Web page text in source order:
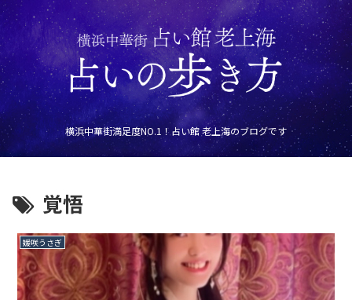
横浜中華街満足度NO.1！占い館 老上海のブログです
覚悟
媛咲うさぎ